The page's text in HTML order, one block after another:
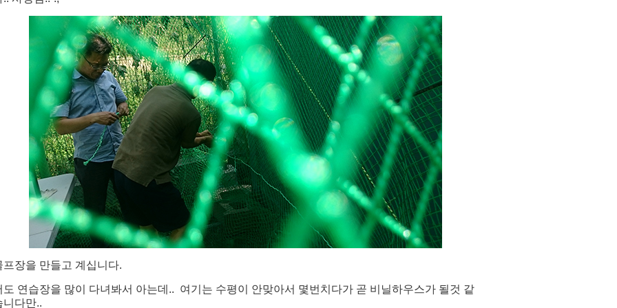
프장을 만들고 계십니다.
도 연습장을 많이 다녀봐서 아는데.. 여기는 수평이 안맞아서 몇번치다가 곧 비닐하우스가 될것 같
니다만..